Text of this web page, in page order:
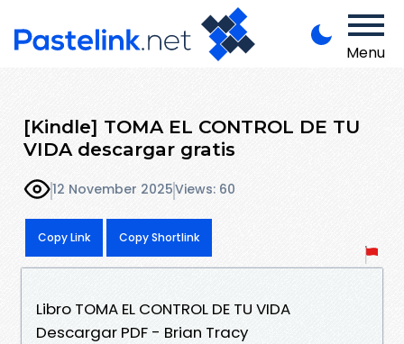
Menu
[Kindle] TOMA EL CONTROL DE TU
VIDA descargar gratis
12 November 2025Views: 60
Copy Link Copy Shortlink
Libro TOMA EL CONTROL DE TU VIDA
Descargar PDF - Brian Tracy